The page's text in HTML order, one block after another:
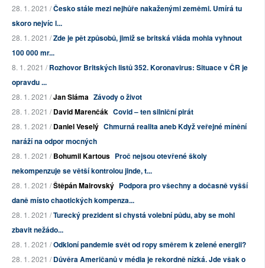
28. 1. 2021 /Česko stále mezi nejhůře nakaženými zeměmi. Umírá tu
skoro nejvíc l...
28. 1. 2021 /Zde je pět způsobů, jimiž se britská vláda mohla vyhnout
100 000 mr...
8. 1. 2021 /Rozhovor Britských listů 352. Koronavirus: Situace v ČR je
opravdu ...
28. 1. 2021 /Jan Sláma Závody o život
28. 1. 2021 /David Marenčák Covid – ten silniční pirát
28. 1. 2021 /Daniel Veselý Chmurná realita aneb Když veřejné mínění
naráží na odpor mocných
28. 1. 2021 /Bohumil Kartous Proč nejsou otevřené školy
nekompenzuje se větší kontrolou jinde, t...
28. 1. 2021 /Štěpán Mairovský Podpora pro všechny a dočasně vyšší
daně místo chaotických kompenza...
28. 1. 2021 /Turecký prezident si chystá volební půdu, aby se mohl
zbavit nežádo...
28. 1. 2021 /Odkloní pandemie svět od ropy směrem k zelené energii?
28. 1. 2021 /Důvěra Američanů v média je rekordně nízká. Jde však o